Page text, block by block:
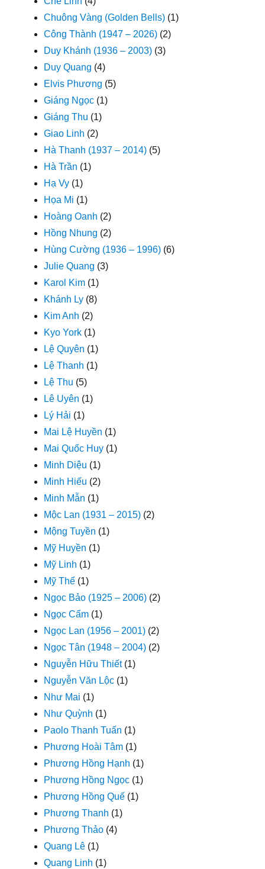
Chuông Vàng (Golden Bells) (1)
Công Thành (1947 – 2026) (2)
Duy Khánh (1936 – 2003) (3)
Duy Quang (4)
Elvis Phương (5)
Giáng Ngọc (1)
Giáng Thu (1)
Giao Linh (2)
Hà Thanh (1937 – 2014) (5)
Hà Trần (1)
Hạ Vy (1)
Họa Mi (1)
Hoàng Oanh (2)
Hồng Nhung (2)
Hùng Cường (1936 – 1996) (6)
Julie Quang (3)
Karol Kim (1)
Khánh Ly (8)
Kim Anh (2)
Kyo York (1)
Lệ Quyên (1)
Lệ Thanh (1)
Lệ Thu (5)
Lê Uyên (1)
Lý Hải (1)
Mai Lệ Huyền (1)
Mai Quốc Huy (1)
Minh Diệu (1)
Minh Hiếu (2)
Minh Mẫn (1)
Mộc Lan (1931 – 2015) (2)
Mộng Tuyền (1)
Mỹ Huyền (1)
Mỹ Linh (1)
Mỹ Thể (1)
Ngọc Bảo (1925 – 2006) (2)
Ngọc Cẩm (1)
Ngọc Lan (1956 – 2001) (2)
Ngọc Tân (1948 – 2004) (2)
Nguyễn Hữu Thiết(1)
Nguyễn Văn Lộc (1)
Như Mai (1)
Như Quỳnh (1)
Paolo Thanh Tuấn (1)
Phương Hoài Tâm (1)
Phương Hồng Hạnh (1)
Phương Hồng Ngọc (1)
Phương Hồng Quế (1)
Phương Thanh (1)
Phương Thảo (4)
Quang Lê (1)
Quang Linh (1)